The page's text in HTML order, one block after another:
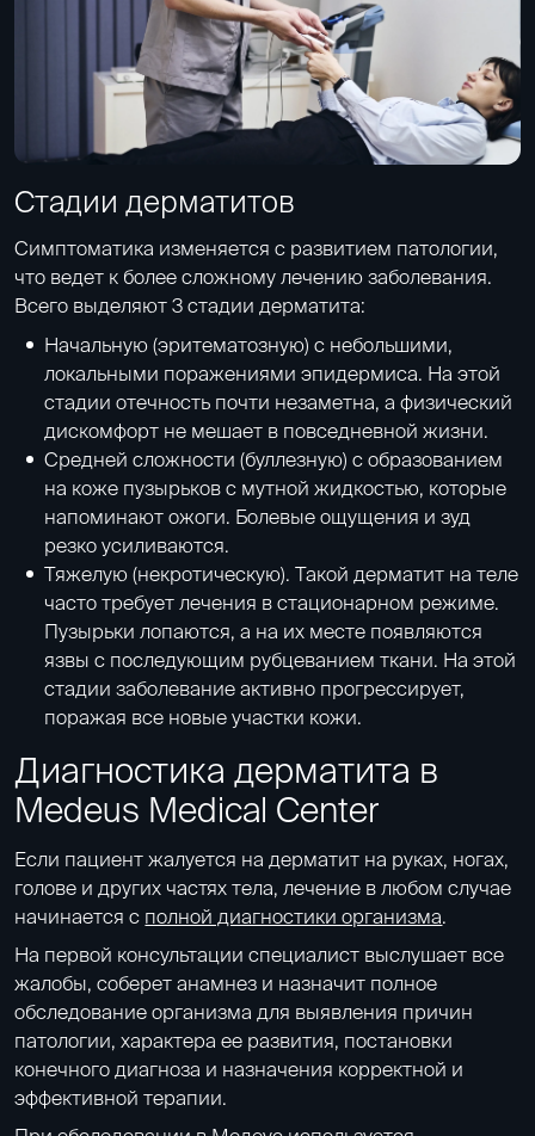
Стадии дерматитов
Симптоматика изменяется с развитием патологии,
что ведет к более сложному лечению заболевания.
Всего выделяют 3 стадии дерматита:
Начальную (эритематозную) с небольшими,
локальными поражениями эпидермиса. На этой
стадии отечность почти незаметна, а физический
дискомфорт не мешает в повседневной жизни.
Средней сложности (буллезную) с образованием
на коже пузырьков с мутной жидкостью, которые
напоминают ожоги. Болевые ощущения и зуд
резко усиливаются.
Тяжелую (некротическую). Такой дерматит на теле
часто требует лечения в стационарном режиме.
Пузырьки лопаются, а на их месте появляются
язвы с последующим рубцеванием ткани. На этой
стадии заболевание активно прогрессирует,
поражая все новые участки кожи.
Диагностика дерматита в
Medeus Medical Center
Если пациент жалуется на дерматит на руках, ногах,
голове и других частях тела, лечение в любом случае
начинается с полной диагностики организма
На первой консультации специалист выслушает все
жалобы, соберет анамнез и назначит полное
обследование организма для выявления причин
патологии, характера ее развития, постановки
конечного диагноза и назначения корректной и
эффективной терапии.